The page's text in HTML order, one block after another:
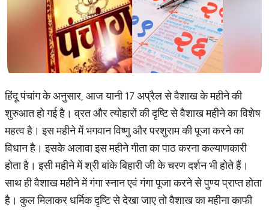
हिंदू पंचांग के अनुसार, आज यानी 17 अप्रैल से वैशाख के महीने की
शुरुआत हो गई है। व्रत और त्योहारों की दृष्टि से वैशाख महीने का विशेष
महत्व है। इस महीने में भगवान विष्णु और परशुराम की पूजा करने का
विधान है। इसके अलावा इस महीने गीता का पाठ करना कल्याणकारी
होता है। इसी महीने में श्री बांके बिहारी जी के चरण दर्शन भी होते हैं।
साथ ही वैशाख महीने में गंगा स्नान एवं गंगा पूजा करने से पुण्य प्राप्त होता
है। कुल मिलाकर धर्मिक दृष्टि से देखा जाए तो वैशाख का महीना काफी